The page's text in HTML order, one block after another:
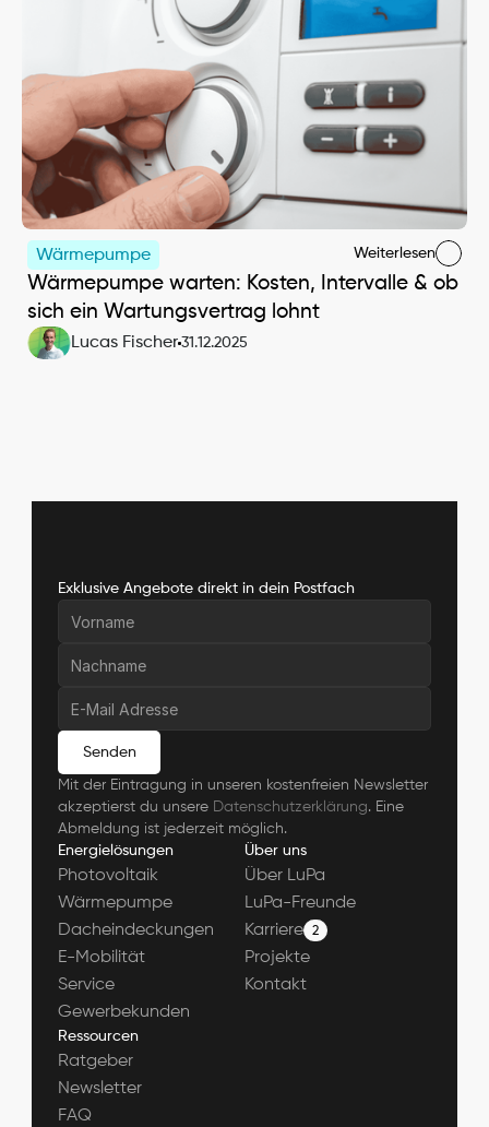
Wärmepumpe Weiterlesen
Wärmepumpe warten: Kosten, Intervalle & ob
sich ein Wartungsvertrag lohnt
Lucas Fischer 31.12.2025
Energielösungen
Photovoltaik
Wärmepumpe
Dacheindeckungen
E-Mobilität
Service
Gewerbekunden
Über uns
Über LuPa
LuPa-Freunde
Karriere
2
Projekte
Kontakt
Ressourcen
Ratgeber
Newsletter
FAQ
Exklusive Angebote direkt in dein Postfach
Senden
Mit der Eintragung in unseren kostenfreien Newsletter
akzeptierst du unsere Datenschutzerklärung. Eine
Abmeldung ist jederzeit möglich.